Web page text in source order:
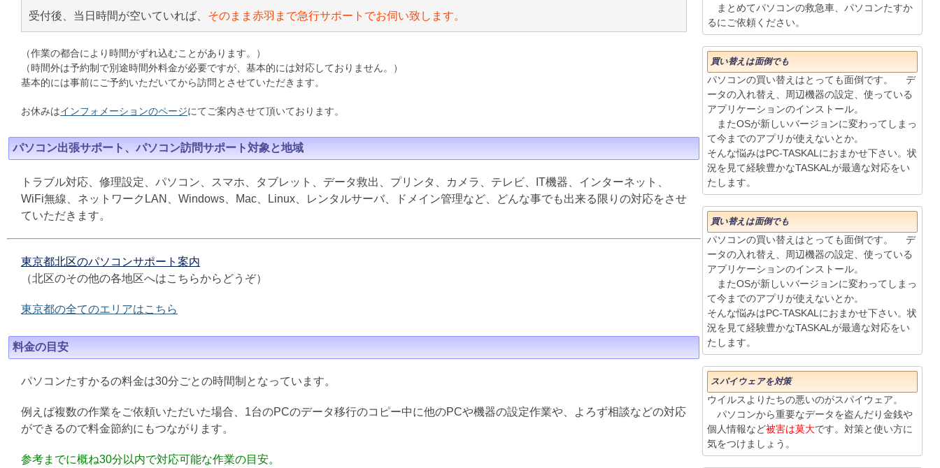
受付後、当日時間が空いていれば、 そのまま赤羽まで急行サポートでお伺い致します。
（作業の都合により時間がずれ込むことがあります。）
（時間外は予約制で別途時間外料金が必要ですが、基本的には対応しておりません。）
基本的には事前にご予約いただいてから訪問とさせていただきます。
お休みはインフォメーションのページにてご案内させて頂いております。
パソコン出張サポート、パソコン訪問サポート対象と地域
トラブル対応、修理設定、パソコン、スマホ、タブレット、データ救出、プリンタ、カメラ、テレビ、IT機器、インターネット、
WiFi無線、ネットワークLAN、Windows、Mac、Linux、レンタルサーバ、ドメイン管理など、どんな事でも出来る限りの対応をさせ
ていただきます。
東京都北区のパソコンサポート案内
（北区のその他の各地区へはこちらからどうぞ）
東京都の全てのエリアはこちら
料金の目安
パソコンたすかるの料金は30分ごとの時間制となっています。
例えば複数の作業をご依頼いただいた場合、1台のPCのデータ移行のコピー中に他のPCや機器の設定作業や、よろず相談などの対応
ができるので料金節約にもつながります。
参考までに概ね30分以内で対応可能な作業の目安。
まとめてパソコンの救急車、パソコンたすか
るにご依頼ください。
買い替えは面倒でも
パソコンの買い替えはとっても面倒です。 デ
ータの入れ替え、周辺機器の設定、使っている
アプリケーションのインストール。
またOSが新しいバージョンに変わってしまっ
て今までのアプリが使えないとか。
そんな悩みはPC-TASKALにおまかせ下さい。状
況を見て経験豊かなTASKALが最適な対応をい
たします。
買い替えは面倒でも
パソコンの買い替えはとっても面倒です。 デ
ータの入れ替え、周辺機器の設定、使っている
アプリケーションのインストール。
またOSが新しいバージョンに変わってしまっ
て今までのアプリが使えないとか。
そんな悩みはPC-TASKALにおまかせ下さい。状
況を見て経験豊かなTASKALが最適な対応をい
たします。
スパイウェアを対策
ウイルスよりたちの悪いのがスパイウェア。
パソコンから重要なデータを盗んだり金銭や
個人情報など被害は莫大です。対策と使い方に
気をつけましょう。